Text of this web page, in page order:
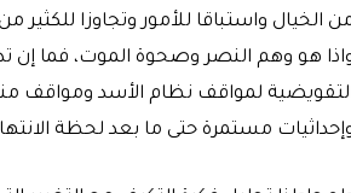
الخيال واستباقا للأمور وتجاوزا
هو وهم النصر وصحوة الموت، فما إن
لمواقف نظام الأسد ومواقف
مستمرة حتى ما بعد لحظة